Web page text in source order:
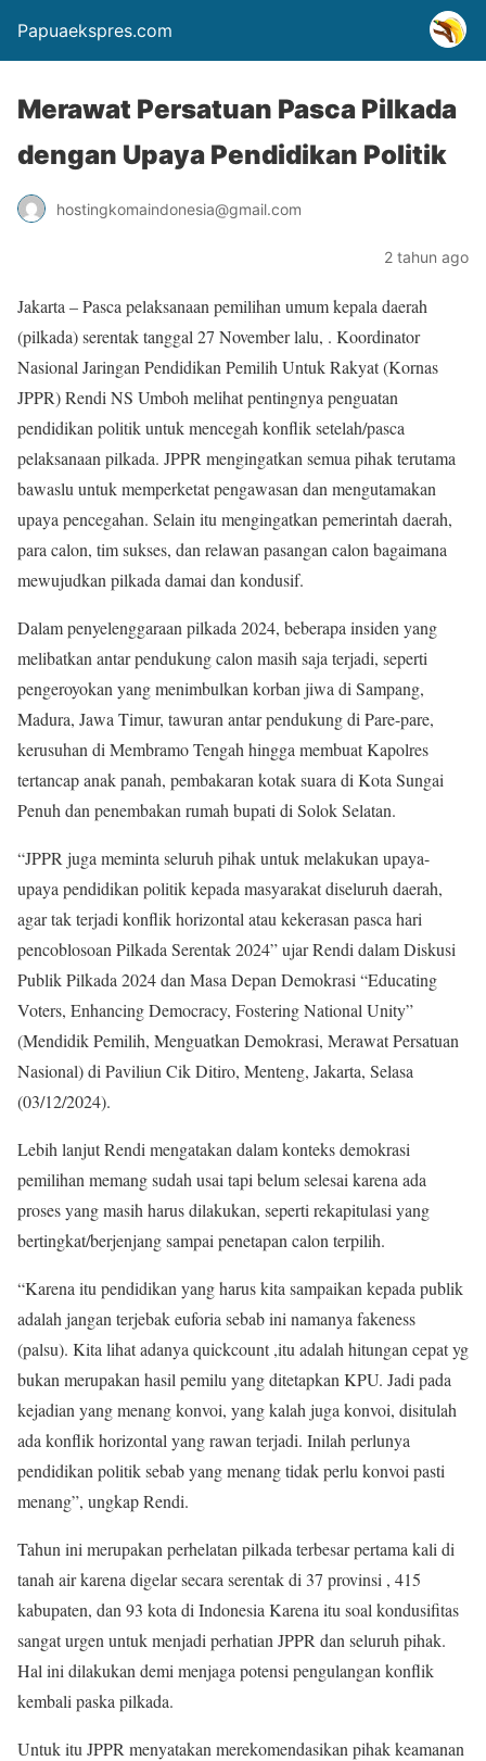
Papuaekspres.com
Merawat Persatuan Pasca Pilkada
dengan Upaya Pendidikan Politik
hostingkomaindonesia@gmail.com
2 tahun ago
Jakarta – Pasca pelaksanaan pemilihan umum kepala daerah
(pilkada) serentak tanggal 27 November lalu, . Koordinator
Nasional Jaringan Pendidikan Pemilih Untuk Rakyat (Kornas
JPPR) Rendi NS Umboh melihat pentingnya penguatan
pendidikan politik untuk mencegah konflik setelah/pasca
pelaksanaan pilkada. JPPR mengingatkan semua pihak terutama
bawaslu untuk memperketat pengawasan dan mengutamakan
upaya pencegahan. Selain itu mengingatkan pemerintah daerah,
para calon, tim sukses, dan relawan pasangan calon bagaimana
mewujudkan pilkada damai dan kondusif.
Dalam penyelenggaraan pilkada 2024, beberapa insiden yang
melibatkan antar pendukung calon masih saja terjadi, seperti
pengeroyokan yang menimbulkan korban jiwa di Sampang,
Madura, Jawa Timur, tawuran antar pendukung di Pare-pare,
kerusuhan di Membramo Tengah hingga membuat Kapolres
tertancap anak panah, pembakaran kotak suara di Kota Sungai
Penuh dan penembakan rumah bupati di Solok Selatan.
“JPPR juga meminta seluruh pihak untuk melakukan upaya-
upaya pendidikan politik kepada masyarakat diseluruh daerah,
agar tak terjadi konflik horizontal atau kekerasan pasca hari
pencoblosoan Pilkada Serentak 2024” ujar Rendi dalam Diskusi
Publik Pilkada 2024 dan Masa Depan Demokrasi “Educating
Voters, Enhancing Democracy, Fostering National Unity”
(Mendidik Pemilih, Menguatkan Demokrasi, Merawat Persatuan
Nasional) di Paviliun Cik Ditiro, Menteng, Jakarta, Selasa
(03/12/2024).
Lebih lanjut Rendi mengatakan dalam konteks demokrasi
pemilihan memang sudah usai tapi belum selesai karena ada
proses yang masih harus dilakukan, seperti rekapitulasi yang
bertingkat/berjenjang sampai penetapan calon terpilih.
“Karena itu pendidikan yang harus kita sampaikan kepada publik
adalah jangan terjebak euforia sebab ini namanya fakeness
(palsu). Kita lihat adanya quickcount ,itu adalah hitungan cepat yg
bukan merupakan hasil pemilu yang ditetapkan KPU. Jadi pada
kejadian yang menang konvoi, yang kalah juga konvoi, disitulah
ada konflik horizontal yang rawan terjadi. Inilah perlunya
pendidikan politik sebab yang menang tidak perlu konvoi pasti
menang”, ungkap Rendi.
Tahun ini merupakan perhelatan pilkada terbesar pertama kali di
tanah air karena digelar secara serentak di 37 provinsi , 415
kabupaten, dan 93 kota di Indonesia Karena itu soal kondusifitas
sangat urgen untuk menjadi perhatian JPPR dan seluruh pihak.
Hal ini dilakukan demi menjaga potensi pengulangan konflik
kembali paska pilkada.
Untuk itu JPPR menyatakan merekomendasikan pihak keamanan